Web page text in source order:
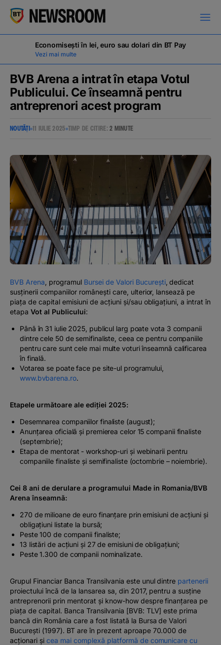
NOUTĂȚI
ANUNȚURI
#BTVOICE
BLOG
Economisești în lei, euro sau dolari din BT Pay
Vezi mai multe
BVB Arena a intrat în etapa Votul
Publicului. Ce înseamnă pentru
antreprenori acest program
NOUTĂȚI 11 IULIE 2025 TIMP DE CITIRE:2 MINUTE
BVB Arena , programul Bursei de Valori București, dedicat
susținerii companiilor românești care, ulterior, lansează pe
piața de capital emisiuni de acțiuni și/sau obligațiuni, a intrat în
etapa Vot al Publicului:
Până în 31 iulie 2025, publicul larg poate vota 3 companii
dintre cele 50 de semifinaliste, ceea ce pentru companiile
pentru care sunt cele mai multe voturi înseamnă calificarea
în finală.
Votarea se poate face pe site-ul programului,
www.bvbarena.ro.
Etapele următoare ale ediției 2025:
Desemnarea companiilor finaliste (august);
Anunțarea oficială și premierea celor 15 companii finaliste
(septembrie);
Etapa de mentorat - workshop-uri și webinarii pentru
companiile finaliste și semifinaliste (octombrie – noiembrie).
Cei 8 ani de derulare a programului Made in Romania/BVB
Arena înseamnă:
270 de milioane de euro finanțare prin emisiuni de acțiuni și
obligațiuni listate la bursă;
Peste 100 de companii finaliste;
13 listări de acțiuni și 27 de emisiuni de obligațiuni;
Peste 1.300 de companii nominalizate.
Grupul Financiar Banca Transilvania este unul dintre partenerii
proiectului încă de la lansarea sa, din 2017, pentru a susține
antreprenorii prin mentorat și know-how despre finanțarea pe
piața de capital. Banca Transilvania [BVB: TLV] este prima
bancă din România care a fost listată la Bursa de Valori
București (1997). BT are în prezent aproape 70.000 de
acționari și cea mai complexă platformă de comunicare cu